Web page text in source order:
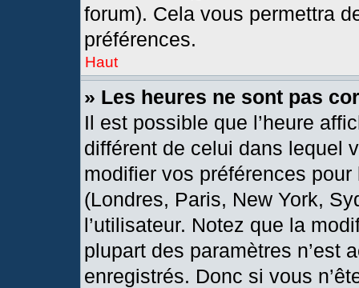
forum). Cela vous permettra
préférences.
Haut
» Les heures ne sont pas
Il est possible que l’heure
différent de celui dans lequel
modifier vos préférences
(Londres, Paris, New York,
l’utilisateur. Notez que la
plupart des paramètres n’est
enregistrés. Donc si vous